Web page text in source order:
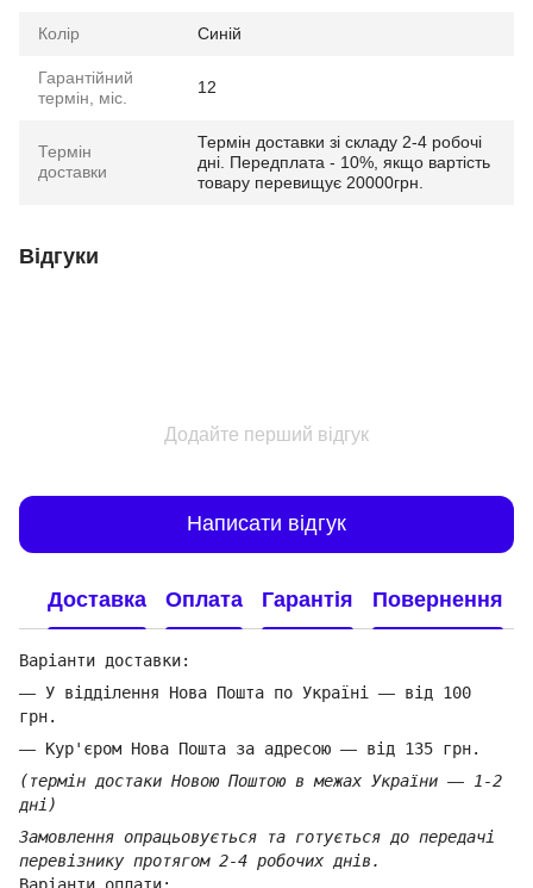
Колір Синій
Гарантійний
термін, міс.
12
Термін
доставки
Термін доставки зі складу 2-4 робочі
дні. Передплата - 10%, якщо вартість
товару перевищує 20000грн.
Відгуки
Додайте перший відгук
Написати відгук
Доставка Оплата Гарантія Повернення
Варіанти доставки:
— У відділення Нова Пошта по Україні — від 100
грн.
— Кур'єром Нова Пошта за адресою — від 135 грн.
(термін достаки Новою Поштою в межах України — 1-2
дні)
Замовлення опрацьовується та готується до передачі
перевізнику протягом 2-4 робочих днів.
Варіанти оплати: